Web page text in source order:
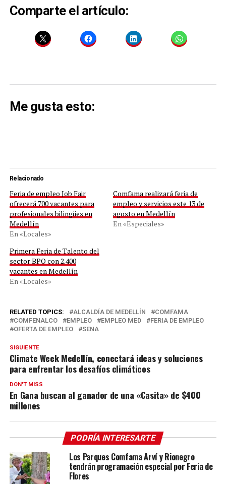
Comparte el artículo:
Me gusta esto:
Relacionado
Feria de empleo Job Fair
ofrecerá 700 vacantes para
profesionales bilingües en
Medellín
En «Locales»
Comfama realizará feria de
empleo y servicios este 13 de
agosto en Medellín
En «Especiales»
Primera Feria de Talento del
sector BPO con 2.400
vacantes en Medellín
En «Locales»
RELATED TOPICS: ALCALDÍA DE MEDELLÍN
COMFAMA
COMFENALCO
EMPLEO EMPLEO MED
FERIA DE EMPLEO
OFERTA DE EMPLEO
SENA
SIGUIENTE
Climate Week Medellín, conectará ideas y soluciones
para enfrentar los desafíos climáticos
DON'T MISS
En Gana buscan al ganador de una «Casita» de $400
millones
PODRÍA INTERESARTE
Los Parques Comfama Arví y Rionegro
tendrán programación especial por Feria de
Flores